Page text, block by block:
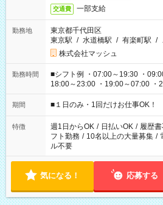
交通費 一部支給
勤務地
東京都千代田区
東京駅 / 水道橋駅 / 有楽町駅 /
株式会社マッシュ
勤務時間
■シフト例 ・07:00～19:30 ・
18:00～23:00 ・19:00～07:00 ・
etc ★最短で3時間で5,120円のお仕事から 15時間で2万円近く稼
げるお仕事も！ ご希望のお時間に合わせてご紹介！ ※シフトは
ください！
期間 ■１日のみ・1回だけお仕事OK！
特徴 週1日からOK / 日払いOK / 履歴
フト勤務 / 10名以上の大量募集 /
ル不要
気になる！ 応募する